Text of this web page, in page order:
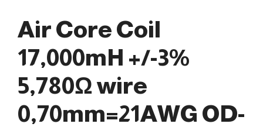
Air Core Coil
17,000mH +/-3%
5,780Ω wire
0,70mm=21AWG OD-